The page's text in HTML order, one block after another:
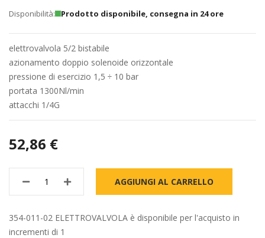
immagini
Prodotto disponibile, consegna in 24 ore
elettrovalvola 5/2 bistabile
azionamento doppio solenoide orizzontale
pressione di esercizio 1,5 ÷ 10 bar
portata 1300Nl/min
attacchi 1/4G
52,86 €
AGGIUNGI AL CARRELLO
354-011-02 ELETTROVALVOLA è disponibile per l'acquisto in
incrementi di 1